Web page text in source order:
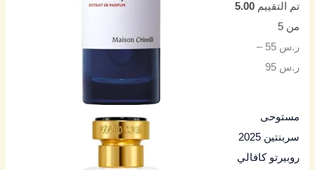
تم التقييم5.00
من 5
ر.س 55
–
ر.س 95
مستوحى
سربنتين 2025
روبيرتو كافالي